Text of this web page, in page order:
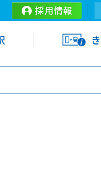
採用情報